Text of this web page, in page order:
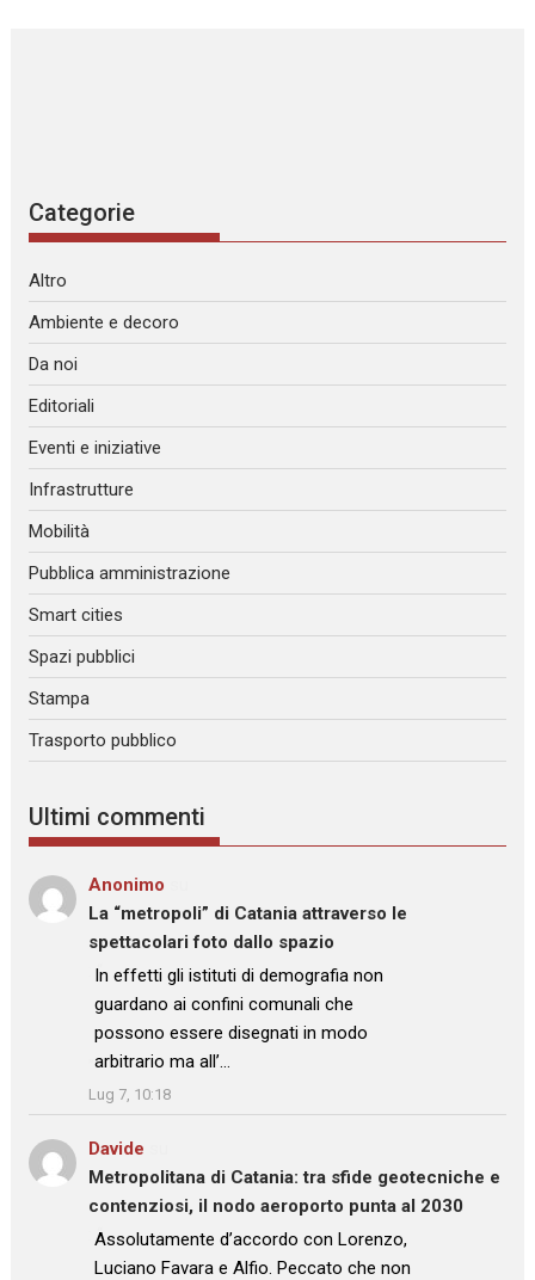
Categorie
Altro
Ambiente e decoro
Da noi
Editoriali
Eventi e iniziative
Infrastrutture
Mobilità
Pubblica amministrazione
Smart cities
Spazi pubblici
Stampa
Trasporto pubblico
Ultimi commenti
Anonimo
La “metropoli” di Catania attraverso le
spettacolari foto dallo spazio
: “
In effetti gli istituti di demografia non
guardano ai confini comunali che
possono essere disegnati in modo
arbitrario ma all’…
”
Lug 7, 10:18
Davide
Metropolitana di Catania: tra sfide geotecniche e
contenziosi, il nodo aeroporto punta al 2030
: “
Assolutamente d’accordo con Lorenzo,
Luciano Favara e Alfio. Peccato che non